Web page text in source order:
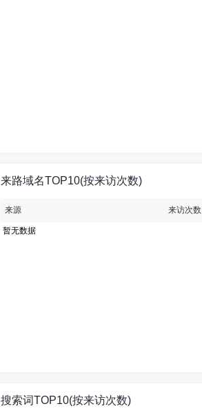
来路域名TOP10(按来访次数)
来源 来访次数
暂无数据
搜索词TOP10(按来访次数)